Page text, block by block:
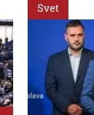
Svet